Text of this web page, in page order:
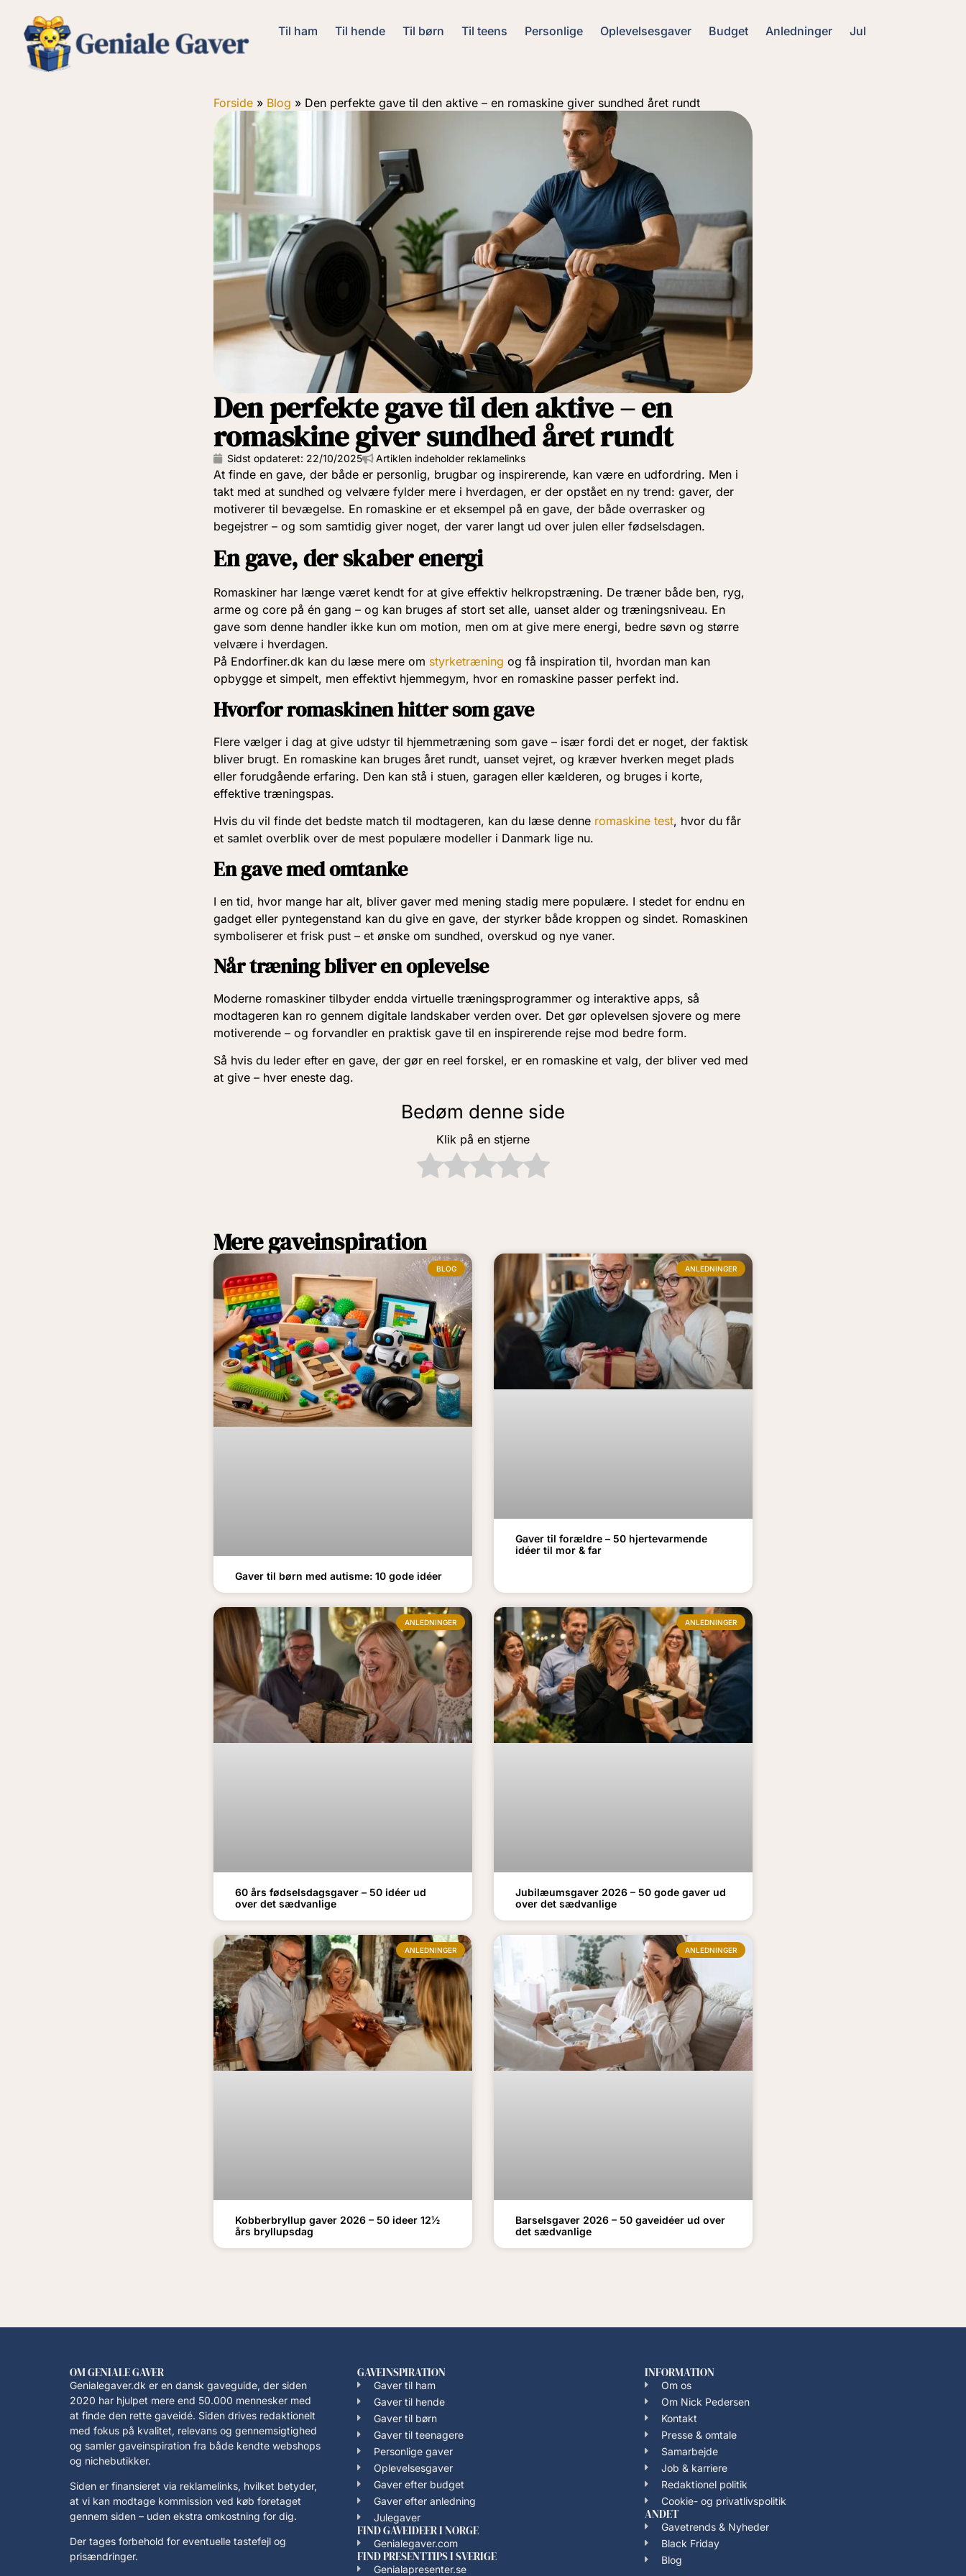
Til ham Til hende Til børn Til teens Personlige Oplevelsesgaver Budget Anledninger Jul
Forside » Blog » Den perfekte gave til den aktive – en romaskine giver sundhed året rundt
Den perfekte gave til den aktive – en
romaskine giver sundhed året rundt
Sidst opdateret: 22/10/2025 Artiklen indeholder reklamelinks
At finde en gave, der både er personlig, brugbar og inspirerende, kan være en udfordring. Men i
takt med at sundhed og velvære fylder mere i hverdagen, er der opstået en ny trend: gaver, der
motiverer til bevægelse. En romaskine er et eksempel på en gave, der både overrasker og
begejstrer – og som samtidig giver noget, der varer langt ud over julen eller fødselsdagen.
En gave, der skaber energi
Romaskiner har længe været kendt for at give effektiv helkropstræning. De træner både ben, ryg,
arme og core på én gang – og kan bruges af stort set alle, uanset alder og træningsniveau. En
gave som denne handler ikke kun om motion, men om at give mere energi, bedre søvn og større
velvære i hverdagen.
På Endorfiner.dk kan du læse mere om styrketræning og få inspiration til, hvordan man kan
opbygge et simpelt, men effektivt hjemmegym, hvor en romaskine passer perfekt ind.
Hvorfor romaskinen hitter som gave
Flere vælger i dag at give udstyr til hjemmetræning som gave – især fordi det er noget, der faktisk
bliver brugt. En romaskine kan bruges året rundt, uanset vejret, og kræver hverken meget plads
eller forudgående erfaring. Den kan stå i stuen, garagen eller kælderen, og bruges i korte,
effektive træningspas.
Hvis du vil finde det bedste match til modtageren, kan du læse denne romaskine test, hvor du får
et samlet overblik over de mest populære modeller i Danmark lige nu.
En gave med omtanke
I en tid, hvor mange har alt, bliver gaver med mening stadig mere populære. I stedet for endnu en
gadget eller pyntegenstand kan du give en gave, der styrker både kroppen og sindet. Romaskinen
symboliserer et frisk pust – et ønske om sundhed, overskud og nye vaner.
Når træning bliver en oplevelse
Moderne romaskiner tilbyder endda virtuelle træningsprogrammer og interaktive apps, så
modtageren kan ro gennem digitale landskaber verden over. Det gør oplevelsen sjovere og mere
motiverende – og forvandler en praktisk gave til en inspirerende rejse mod bedre form.
Så hvis du leder efter en gave, der gør en reel forskel, er en romaskine et valg, der bliver ved med
at give – hver eneste dag.
Bedøm denne side
Klik på en stjerne
Mere gaveinspiration
BLOG
Gaver til børn med autisme: 10 gode idéer
ANLEDNINGER
Gaver til forældre – 50 hjertevarmende
idéer til mor & far
ANLEDNINGER
60 års fødselsdagsgaver – 50 idéer ud
over det sædvanlige
ANLEDNINGER
Jubilæumsgaver 2026 – 50 gode gaver ud
over det sædvanlige
ANLEDNINGER
Kobberbryllup gaver 2026 – 50 ideer 12½
års bryllupsdag
ANLEDNINGER
Barselsgaver 2026 – 50 gaveidéer ud over
det sædvanlige
OM GENIALE GAVER
Genialegaver.dk er en dansk gaveguide, der siden
2020 har hjulpet mere end 50.000 mennesker med
at finde den rette gaveidé. Siden drives redaktionelt
med fokus på kvalitet, relevans og gennemsigtighed
og samler gaveinspiration fra både kendte webshops
og nichebutikker.
Siden er finansieret via reklamelinks, hvilket betyder,
at vi kan modtage kommission ved køb foretaget
gennem siden – uden ekstra omkostning for dig.
Der tages forbehold for eventuelle tastefejl og
prisændringer.
GAVEINSPIRATION
Gaver til ham
Gaver til hende
Gaver til børn
Gaver til teenagere
Personlige gaver
Oplevelsesgaver
Gaver efter budget
Gaver efter anledning
Julegaver
FIND GAVEIDEER I NORGE
Genialegaver.com
FIND PRESENTTIPS I SVERIGE
Genialapresenter.se
INFORMATION
Om os
Om Nick Pedersen
Kontakt
Presse & omtale
Samarbejde
Job & karriere
Redaktionel politik
Cookie- og privatlivspolitik
ANDET
Gavetrends & Nyheder
Black Friday
Blog